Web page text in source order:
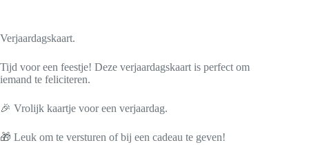
Verjaardagskaart.
Tijd voor een feestje! Deze verjaardagskaart is perfect om
iemand te feliciteren.
🎉 Vrolijk kaartje voor een verjaardag.
🎁 Leuk om te versturen of bij een cadeau te geven!